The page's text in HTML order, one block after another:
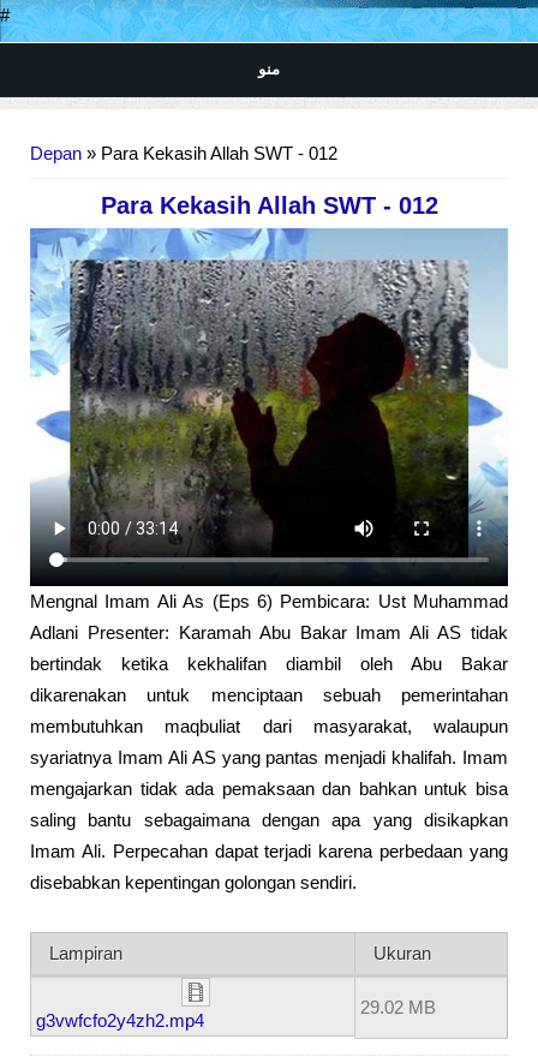
#
منو
Depan » Para Kekasih Allah SWT - 012
Para Kekasih Allah SWT - 012
Mengnal Imam Ali As (Eps 6) Pembicara: Ust Muhammad
Adlani Presenter: Karamah Abu Bakar Imam Ali AS tidak
bertindak ketika kekhalifan diambil oleh Abu Bakar
dikarenakan untuk menciptaan sebuah pemerintahan
membutuhkan maqbuliat dari masyarakat, walaupun
syariatnya Imam Ali AS yang pantas menjadi khalifah. Imam
mengajarkan tidak ada pemaksaan dan bahkan untuk bisa
saling bantu sebagaimana dengan apa yang disikapkan
Imam Ali. Perpecahan dapat terjadi karena perbedaan yang
disebabkan kepentingan golongan sendiri.
Lampiran Ukuran
g3vwfcfo2y4zh2.mp4
29.02 MB